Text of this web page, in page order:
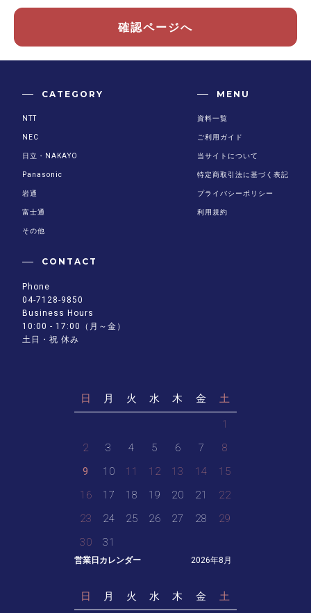
確認ページへ
営業日カレンダー 2026年8月
日 月 火 水 木 金 土
1
2
3 4 5 6 7
8
9
10 11 12 13 14
15
16
17 18 19 20 21
22
23
24 25 26 27 28
29
30
31
日 月 火 水 木 金 土
CATEGORY
NTT
NEC
日立・NAKAYO
Panasonic
岩通
富士通
その他
MENU
資料一覧
ご利用ガイド
当サイトについて
特定商取引法に基づく表記
プライバシーポリシー
利用規約
CONTACT
Phone
04-7128-9850
Business Hours
10:00 - 17:00（月～金）
土日・祝 休み